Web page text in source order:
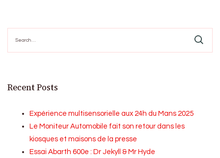
for:
Recent Posts
Expérience multisensorielle aux 24h du Mans 2025
Le Moniteur Automobile fait son retour dans les
kiosques et maisons de la presse
Essai Abarth 600e : Dr Jekyll & Mr Hyde